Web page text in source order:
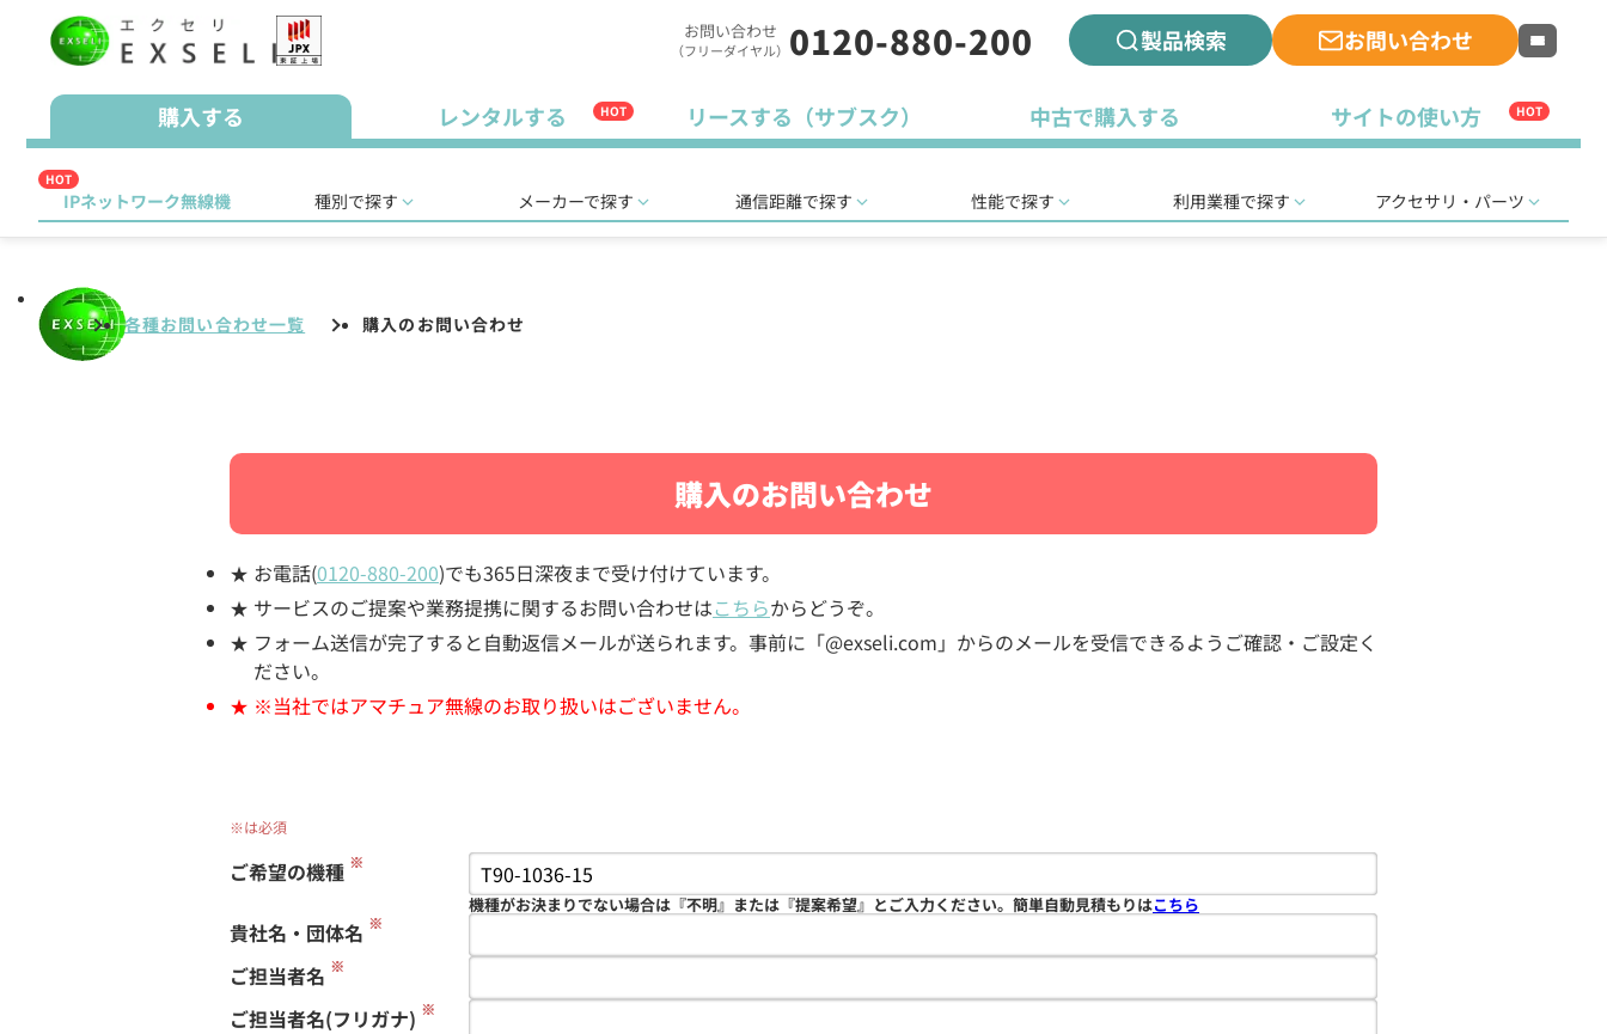
お問い合わせ
（フリーダイヤル） 0120-880-200 製品検索 お問い合わせ
購入する レンタルする HOT リースする（サブスク） 中古で購入する サイトの使い方 HOT
HOT
IPネットワーク無線機 種別で探す メーカーで探す 通信距離で探す 性能で探す 利用業種で探す アクセサリ・パーツ
各種お問い合わせ一覧 購入のお問い合わせ
購入のお問い合わせ
お電話(0120-880-200)でも365日深夜まで受け付けています。
サービスのご提案や業務提携に関するお問い合わせはこちらからどうぞ。
フォーム送信が完了すると自動返信メールが送られます。事前に「@exseli.com」からのメールを受信できるようご確認・ご設定く
ださい。
※当社ではアマチュア無線のお取り扱いはございません。
※は必須
ご希望の機種 ※
機種がお決まりでない場合は『不明』または『提案希望』とご入力ください。簡単自動見積もりはこちら
貴社名・団体名 ※
ご担当者名 ※
ご担当者名(フリガナ) ※